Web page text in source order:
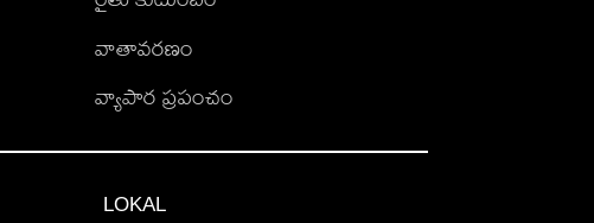
వాతావరణం
వ్యాపార ప్రపంచం
LOKAL